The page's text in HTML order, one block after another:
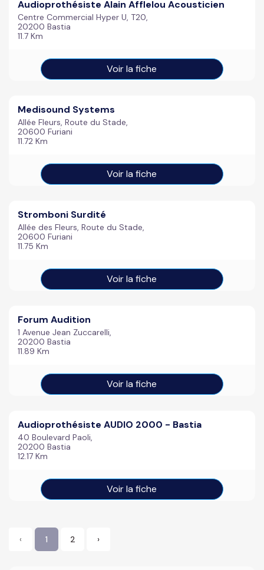
Audioprothésiste Alain Afflelou Acousticien
Centre Commercial Hyper U, T20,
20200 Bastia
11.7 Km
Voir la fiche
Medisound Systems
Allée Fleurs, Route du Stade,
20600 Furiani
11.72 Km
Voir la fiche
Stromboni Surdité
Allée des Fleurs, Route du Stade,
20600 Furiani
11.75 Km
Voir la fiche
Forum Audition
1 Avenue Jean Zuccarelli,
20200 Bastia
11.89 Km
Voir la fiche
Audioprothésiste AUDIO 2000 - Bastia
40 Boulevard Paoli,
20200 Bastia
12.17 Km
Voir la fiche
‹ 1 2 ›